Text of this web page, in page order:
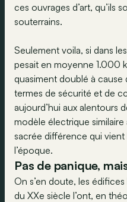
ces ouvrages d’art, qu’ils
souterrains.
Seulement voila, si dans
pesait en moyenne 1.000
quasiment doublé à
termes de sécurité et de
aujourd’hui aux alentours
modèle électrique
sacrée différence qui
l’époque.
Pas de panique,
On s’en doute, les
du XXe siècle l’ont, en